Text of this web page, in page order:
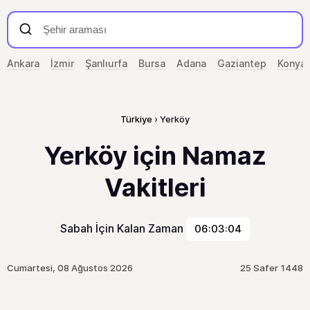
Ankara İzmir Şanlıurfa Bursa Adana Gaziantep Konya
Türkiye Yerköy
Yerköy için Namaz
Vakitleri
Sabah İçin Kalan Zaman 06:03:04
Cumartesi, 08 Ağustos 2026 25 Safer 1448